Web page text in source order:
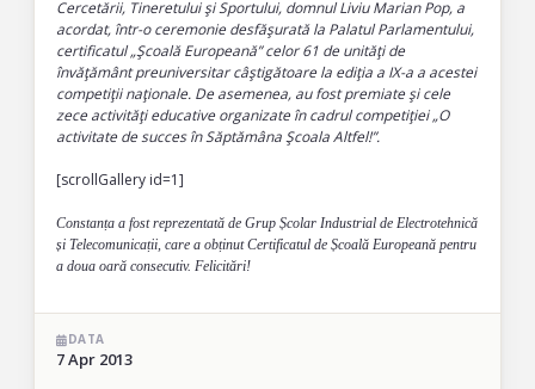
Cercetării, Tineretului şi Sportului, domnul Liviu Marian Pop, a
acordat, într-o ceremonie desfăşurată la Palatul Parlamentului,
certificatul „Şcoală Europeană” celor 61 de unităţi de
învăţământ preuniversitar câştigătoare la ediţia a IX-a a acestei
competiţii naţionale. De asemenea, au fost premiate şi cele
zece activităţi educative organizate în cadrul competiţiei „O
activitate de succes în Săptămâna Şcoala Altfel!”.
[scrollGallery id=1]
Constanța a fost reprezentată de Grup Școlar Industrial de Electrotehnică
și Telecomunicații, care a obținut Certificatul de Școală Europeană pentru
a doua oară consecutiv. Felicitări!
DATA
7 Apr 2013